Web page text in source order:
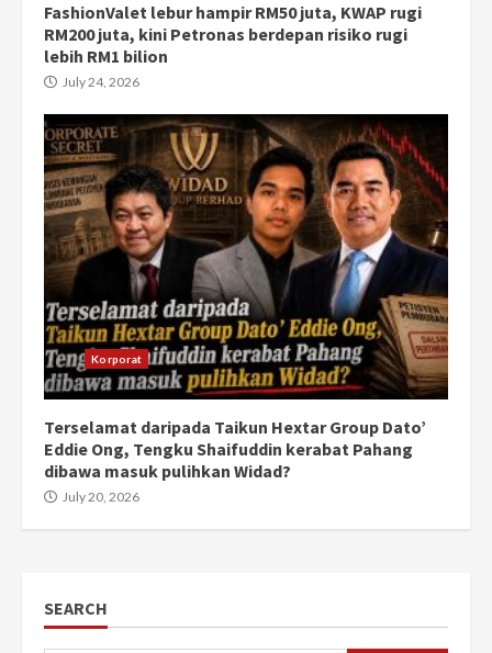
FashionValet lebur hampir RM50 juta, KWAP rugi
RM200 juta, kini Petronas berdepan risiko rugi
lebih RM1 bilion
July 24, 2026
Korporat
Terselamat daripada Taikun Hextar Group Dato’
Eddie Ong, Tengku Shaifuddin kerabat Pahang
dibawa masuk pulihkan Widad?
July 20, 2026
SEARCH